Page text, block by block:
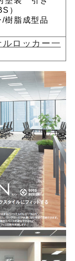
）
樹脂成型品
ロッカー一